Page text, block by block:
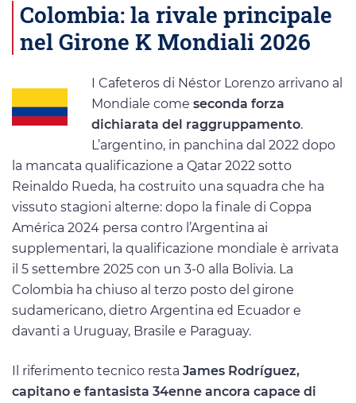
Colombia: la rivale principale
nel Girone K Mondiali 2026
I Cafeteros di Néstor Lorenzo arrivano al
Mondiale come seconda forza
dichiarata del raggruppamento.
L’argentino, in panchina dal 2022 dopo
la mancata qualificazione a Qatar 2022 sotto
Reinaldo Rueda, ha costruito una squadra che ha
vissuto stagioni alterne: dopo la finale di Coppa
América 2024 persa contro l’Argentina ai
supplementari, la qualificazione mondiale è arrivata
il 5 settembre 2025 con un 3-0 alla Bolivia. La
Colombia ha chiuso al terzo posto del girone
sudamericano, dietro Argentina ed Ecuador e
davanti a Uruguay, Brasile e Paraguay.
Il riferimento tecnico resta James Rodríguez,
capitano e fantasista 34enne ancora capace di